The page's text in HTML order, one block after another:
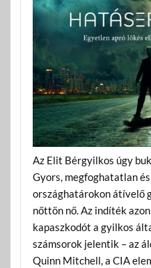
Az Elit Bérgyilkos úgy
Gyors, megfoghatatlan
országhatárokon átívelő
nőttön nő. Az indíték
kapaszkodót a gyilkos
számsorok jelentik – az
Quinn Mitchell, a CIA